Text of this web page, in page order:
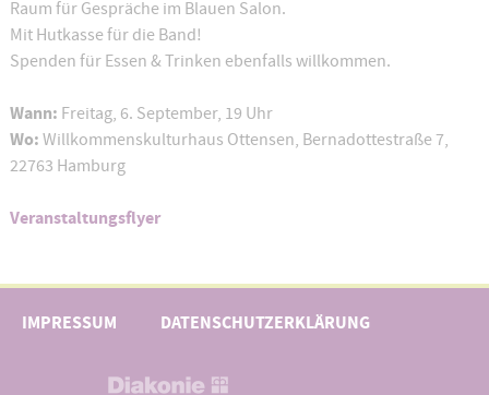
Raum für Gespräche im Blauen Salon.
Mit Hutkasse für die Band!
Spenden für Essen & Trinken ebenfalls willkommen.
Wann: Freitag, 6. September, 19 Uhr
Wo: Willkommenskulturhaus Ottensen, Bernadottestraße 7,
22763 Hamburg
Veranstaltungsflyer
IMPRESSUM DATENSCHUTZERKLÄRUNG